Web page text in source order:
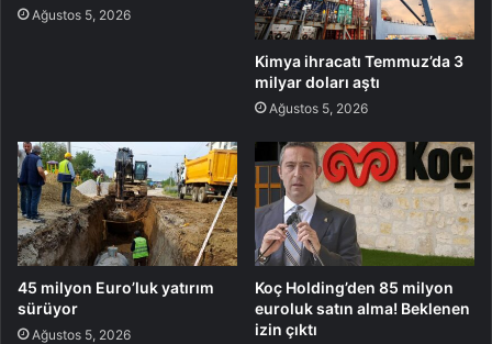
Ağustos 5, 2026
Kimya ihracatı Temmuz’da 3
milyar doları aştı
Ağustos 5, 2026
45 milyon Euro’luk yatırım
sürüyor
Ağustos 5, 2026
Koç Holding’den 85 milyon
euroluk satın alma! Beklenen
izin çıktı